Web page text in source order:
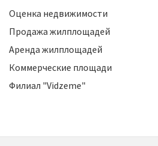
Оценка недвижимости
Продажа жилплощадей
Аренда жилплощадей
Коммерческие площади
Филиал "Vidzeme"